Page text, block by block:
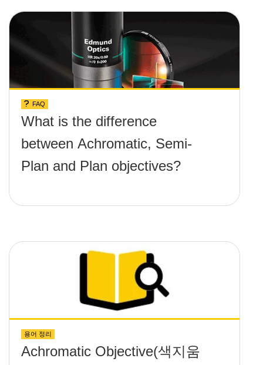
FAQ
What is the difference
between Achromatic, Semi-
Plan and Plan objectives?
용어 정리
Achromatic Objective(색지움